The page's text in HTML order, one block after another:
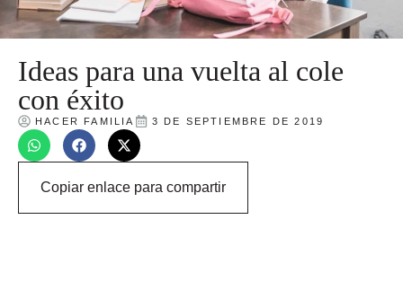
Ideas para una vuelta al cole
con éxito
HACER FAMILIA 3 DE SEPTIEMBRE DE 2019
Copiar enlace para compartir